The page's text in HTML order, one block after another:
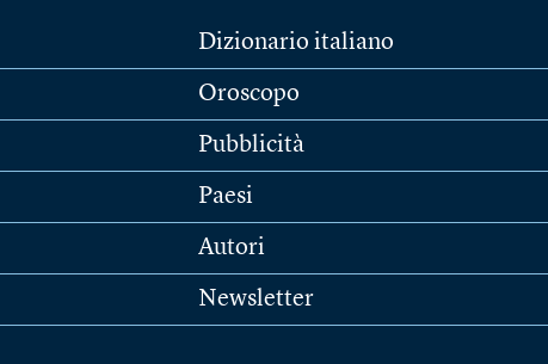
Dizionario italiano
Oroscopo
Pubblicità
Paesi
Autori
Newsletter